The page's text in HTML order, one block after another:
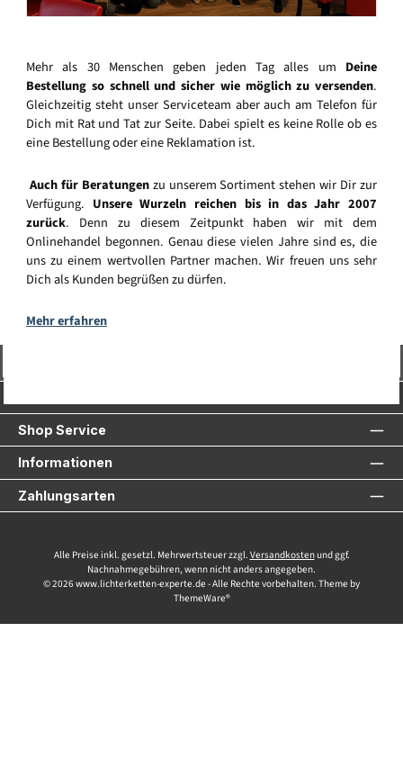
Mehr als 30 Menschen geben jeden Tag alles um Deine
Bestellung so schnell und sicher wie möglich zu versenden.
Gleichzeitig steht unser Serviceteam aber auch am Telefon für
Dich mit Rat und Tat zur Seite. Dabei spielt es keine Rolle ob es
eine Bestellung oder eine Reklamation ist.
Auch für Beratungenzu unserem Sortiment stehen wir Dir zur
Verfügung. Unsere Wurzeln reichen bis in das Jahr 2007
zurück. Denn zu diesem Zeitpunkt haben wir mit dem
Onlinehandel begonnen. Genau diese vielen Jahre sind es, die
uns zu einem wertvollen Partner machen. Wir freuen uns sehr
Dich als Kunden begrüßen zu dürfen.
Mehr erfahren
Shop Service
Informationen
Zahlungsarten
Alle Preise inkl. gesetzl. Mehrwertsteuer zzgl. Versandkostenund ggf.
Nachnahmegebühren, wenn nicht anders angegeben.
© 2026 www.lichterketten-experte.de - Alle Rechte vorbehalten. Theme by
ThemeWare®